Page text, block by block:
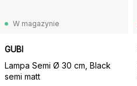
W magazynie
GUBI
Lampa Semi Ø 30 cm, Black
semi matt